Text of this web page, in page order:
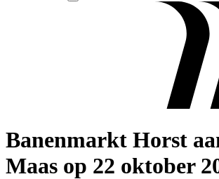
Banenmarkt Horst
Maas op 22 oktober